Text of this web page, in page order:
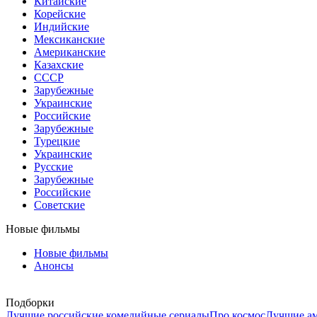
Корейские
Индийские
Мексиканские
Американские
Казахские
СССР
Зарубежные
Украинские
Российские
Зарубежные
Турецкие
Украинские
Русские
Зарубежные
Российские
Советские
Новые фильмы
Новые фильмы
Анонсы
Подборки